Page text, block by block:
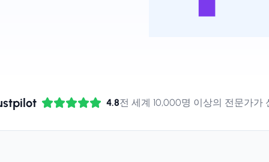
4.8전 세계 10,000명 이상의 전문가가